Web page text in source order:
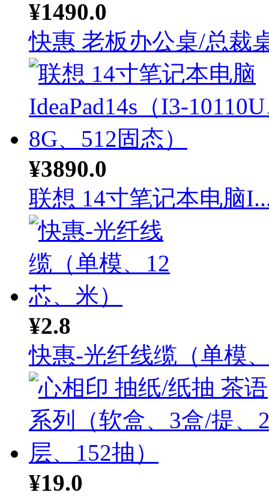
¥1490.0
快惠 老板办公桌/总裁
¥3890.0
联想 14寸笔记本电脑
¥2.8
快惠-光纤线缆（单模
¥19.0